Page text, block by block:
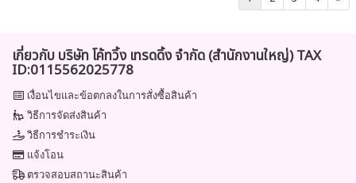
เกี่ยวกับ บริษัท โค้ทวิ้ง เทรดดิ้ง จำกัด (สำนักงานใหญ่) TAX
ID:0115562025778
เงื่อนไขและข้อตกลงในการสั่งซื้อสินค้า
วิธีการจัดส่งสินค้า
วิธีการชำระเงิน
แจ้งโอน
ตรวจสอบสถานะสินค้า